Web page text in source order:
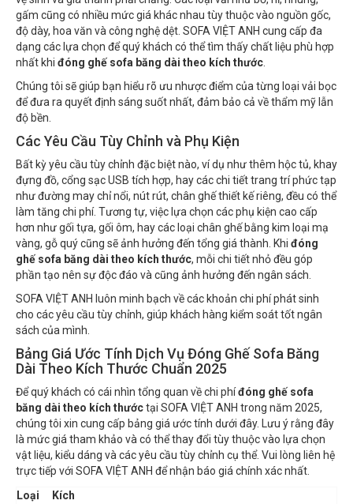
gấm cũng có nhiều mức giá khác nhau tùy thuộc vào nguồn gốc,
độ dày, hoa văn và công nghệ dệt. SOFA VIỆT ANH cung cấp đa
dạng các lựa chọn để quý khách có thể tìm thấy chất liệu phù hợp
nhất khi đóng ghế sofa băng dài theo kích thước
Chúng tôi sẽ giúp bạn hiểu rõ ưu nhược điểm của từng loại vải bọc
để đưa ra quyết định sáng suốt nhất, đảm bảo cả về thẩm mỹ lẫn
độ bền.
Các Yêu Cầu Tùy Chỉnh và Phụ Kiện
Bất kỳ yêu cầu tùy chỉnh đặc biệt nào, ví dụ như thêm hộc tủ, khay
đựng đồ, cổng sạc USB tích hợp, hay các chi tiết trang trí phức tạp
như đường may chỉ nổi, nút rút, chân ghế thiết kế riêng, đều có thể
làm tăng chi phí. Tương tự, việc lựa chọn các phụ kiện cao cấp
hơn như gối tựa, gối ôm, hay các loại chân ghế bằng kim loại mạ
vàng, gỗ quý cũng sẽ ảnh hưởng đến tổng giá thành. Khi đóng
ghế sofa băng dài theo kích thước, mỗi chi tiết nhỏ đều góp
phần tạo nên sự độc đáo và cũng ảnh hưởng đến ngân sách.
SOFA VIỆT ANH luôn minh bạch về các khoản chi phí phát sinh
cho các yêu cầu tùy chỉnh, giúp khách hàng kiểm soát tốt ngân
sách của mình.
Bảng Giá Ước Tính Dịch Vụ Đóng Ghế Sofa Băng
Dài Theo Kích Thước Chuẩn 2025
Để quý khách có cái nhìn tổng quan về chi phíđóng ghế sofa
băng dài theo kích thướctại SOFA VIỆT ANH trong năm 2025,
chúng tôi xin cung cấp bảng giá ước tính dưới đây. Lưu ý rằng đây
là mức giá tham khảo và có thể thay đổi tùy thuộc vào lựa chọn
vật liệu, kiểu dáng và các yêu cầu tùy chỉnh cụ thể. Vui lòng liên hệ
trực tiếp với SOFA VIỆT ANH để nhận báo giá chính xác nhất.
Loại
Kích